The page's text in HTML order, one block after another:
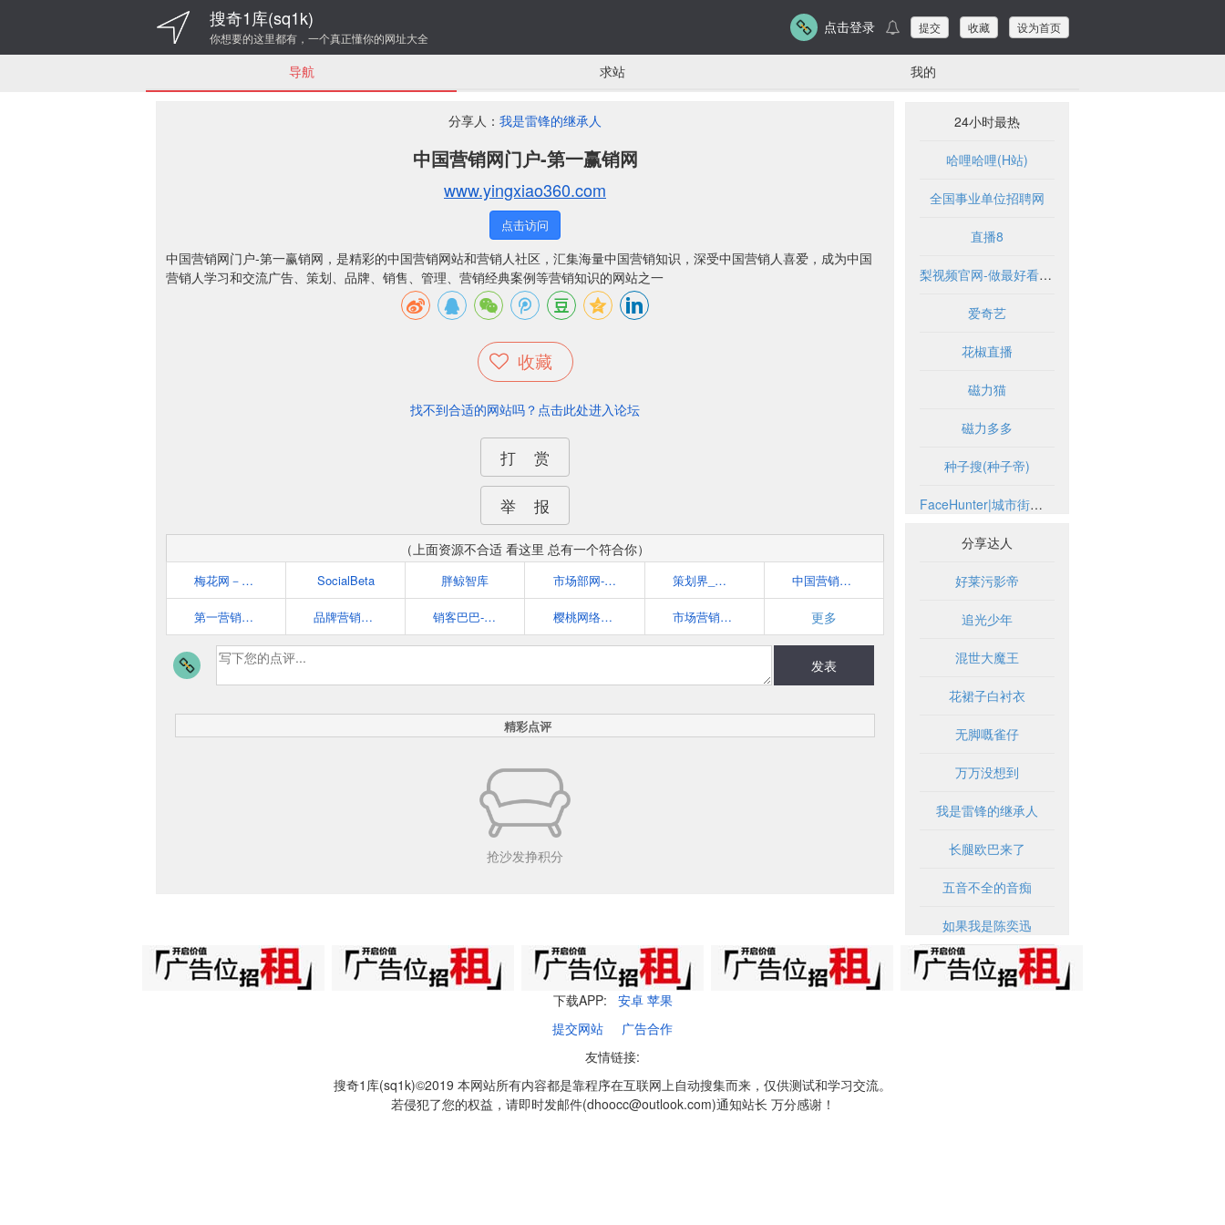
搜奇1库(sq1k)
你想要的这里都有，一个真正懂你的网址大全
点击登录 提交 收藏 设为首页
导航 求站 我的
分享人： 我是雷锋的继承人
中国营销网门户-第一赢销网
www.yingxiao360.com
点击访问
中国营销网门户-第一赢销网，是精彩的中国营销网站和营销人社区，汇集海量中国营销知识，深受中国营销人喜爱，成为中国
营销人学习和交流广告、策划、品牌、销售、管理、营销经典案例等营销知识的网站之一
收藏
找不到合适的网站吗？点击此处进入论坛
打 赏
举 报
（上面资源不合适 看这里 总有一个符合你）
梅花网－营销者的信息中心 SocialBeta 胖鲸智库 市场部网-你的云端市场部 策划界_最专业的品牌营销策划交流平台 中国营销网门户-第一赢销网
第一营销网 cmmo.cn 品牌营销案例分析_互联网营销策划学习平台-猴哥营销笔记 销客巴巴-市场营销案例分析及网络营销策略学习平台 樱桃网络营销博客 市场营销智库--广告、公关、互动领域垂直资讯门户 更多
发表
精彩点评
抢沙发挣积分
24小时最热
哈哩哈哩(H站)
全国事业单位招聘网
直播8
梨视频官网-做最好看的资讯短视频-Pear Video
爱奇艺
花椒直播
磁力猫
磁力多多
种子搜(种子帝)
FaceHunter|城市街头时尚摄影博客
分享达人
好莱污影帝
追光少年
混世大魔王
花裙子白衬衣
无脚嘅雀仔
万万没想到
我是雷锋的继承人
长腿欧巴来了
五音不全的音痴
如果我是陈奕迅
下载APP: 安卓 苹果
提交网站
广告合作
友情链接:
搜奇1库(sq1k)©2019 本网站所有内容都是靠程序在互联网上自动搜集而来，仅供测试和学习交流。
若侵犯了您的权益，请即时发邮件(dhoocc@outlook.com)通知站长 万分感谢！